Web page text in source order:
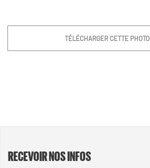
TÉLÉCHARGER CETTE PHOTO
RECEVOIR NOS INFOS